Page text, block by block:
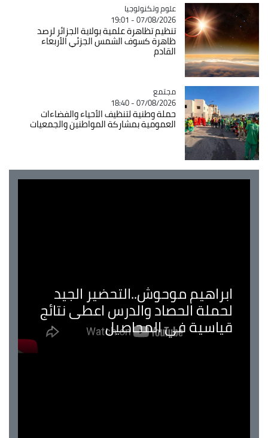
Catégorie
علوم وتكنولوجيا
07/08/2026 - 19:01
تنظيم تظاهرة علمية بولاية الجزائر لرصد
ظاهرة كسوف الشمس الجزئي الأربعاء
القادم
Catégorie
مجتمع
07/08/2026 - 18:40
حملة وطنية لتنظيف الأحياء والفضاءات
العمومية بمشاركة المواطنين والجمعيات
ابراهيم موحوش..التحضير الجيد
لحملة الحصاد والدرس اعطى نتائج
قياسية في المحاصيل